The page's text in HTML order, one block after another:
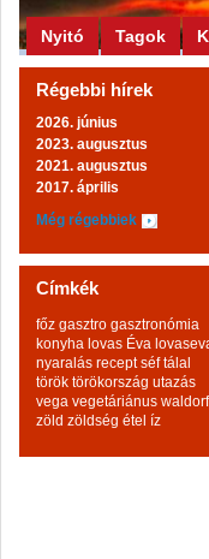
Nyitó Tagok
Régebbi hírek
2026. június
2023. augusztus
2021. augusztus
2017. április
Még régebbiek
Címkék
főz gasztro gasztronómia
konyha lovas Éva
nyaralás recept séf tálal
török törökország utazás
vega vegetáriánus waldorf
zöld zöldség étel íz